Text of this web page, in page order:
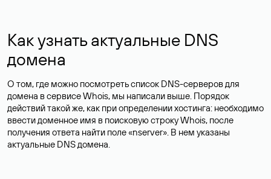
Как узнать актуальные DNS
домена
О том, где можно посмотреть список DNS-серверов для
домена в сервисе Whois, мы написали выше. Порядок
действий такой же, как при определении хостинга: необходимо
ввести доменное имя в поисковую строку Whois, после
получения ответа найти поле «nserver». В нем указаны
актуальные DNS домена.